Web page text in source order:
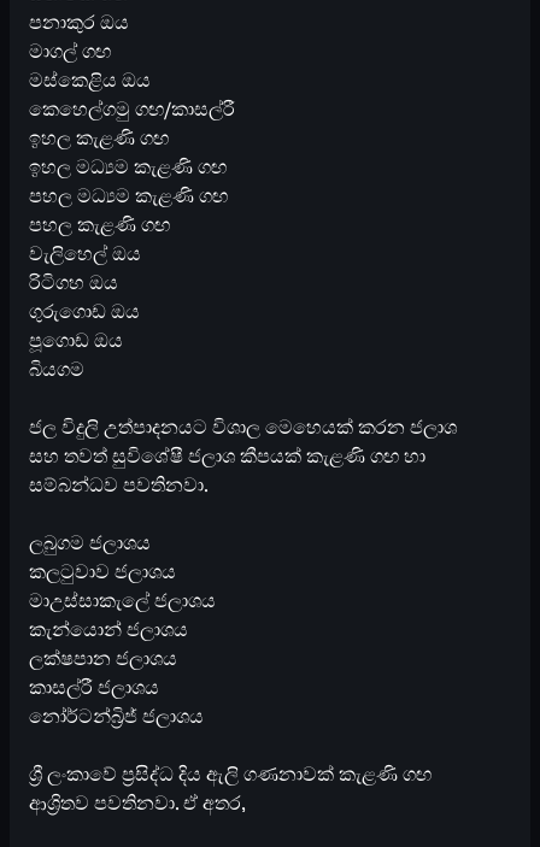
පනාකුර ඔය
මාගල් ගඟ
මස්කෙළිය ඔය
කෙහෙල්ගමු ගඟ/කාසල්රී
ඉහල කැළණි ගඟ
ඉහල මධ්‍යම කැළණි ගඟ
පහල මධ්‍යම කැළණි ගඟ
පහල කැළණි ගඟ
වැලිහෙල් ඔය
රිටිගහ ඔය
ගුරුගොඩ ඔය
පූගොඩ ඔය
බියගම
ජල විදුලි උත්පාදනයට විශාල මෙහෙයක් කරන ජලාශ
සහ තවත් සුවිශේෂී ජලාශ කීපයක් කැළණි ගඟ හා
සම්බන්ධව පවතිනවා.
ලබුගම ජලාශය
කලටුවාව ජලාශය
මාඋස්සාකැලේ ජලාශය
කැන්යොන් ජලාශය
ලක්ෂපාන ජලාශය
කාසල්රී ජලාශය
නෝර්ටන්බ්‍රිජ් ජලාශය
ශ්‍රී ලංකාවේ ප්‍රසිද්ධ දිය ඇලි ගණනාවක් කැළණි ගඟ
ආශ්‍රිතව පවතිනවා. ඒ අතර,